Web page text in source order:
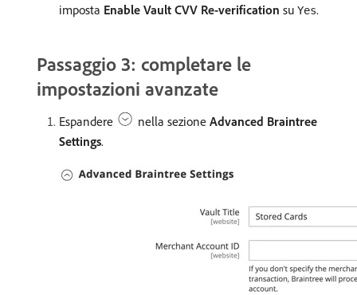
imposta Enable Vault CVV Re-verification su Yes.
Passaggio 3: completare le
impostazioni avanzate
Espandere nella sezione Advanced Braintree
Settings.